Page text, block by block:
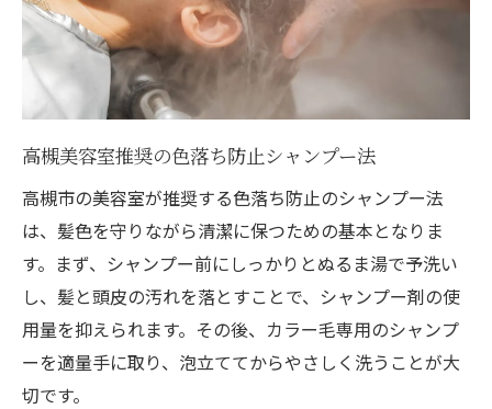
高槻美容室推奨の色落ち防止シャンプー法
高槻市の美容室が推奨する色落ち防止のシャンプー法
は、髪色を守りながら清潔に保つための基本となりま
す。まず、シャンプー前にしっかりとぬるま湯で予洗い
し、髪と頭皮の汚れを落とすことで、シャンプー剤の使
用量を抑えられます。その後、カラー毛専用のシャンプ
ーを適量手に取り、泡立ててからやさしく洗うことが大
切です。